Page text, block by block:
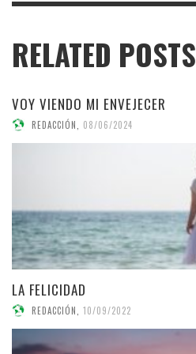
RELATED POSTS
VOY VIENDO MI ENVEJECER
REDACCIÓN 08/06/2024
LA FELICIDAD
REDACCIÓN 10/09/2022